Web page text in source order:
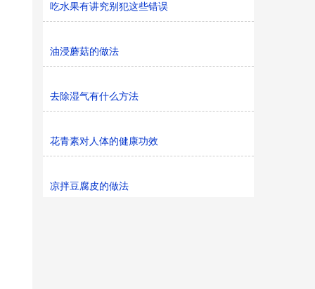
吃水果有讲究别犯这些错误
油浸蘑菇的做法
去除湿气有什么方法
花青素对人体的健康功效
凉拌豆腐皮的做法